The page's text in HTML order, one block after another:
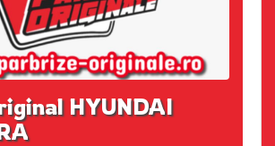
HYUNDAI